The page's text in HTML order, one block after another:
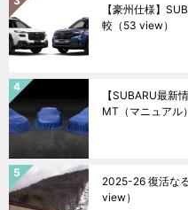
【豪州仕様】
較 （53 view）
【SUBARU最新
MT（マニュアル
2025-26 復活な
view）